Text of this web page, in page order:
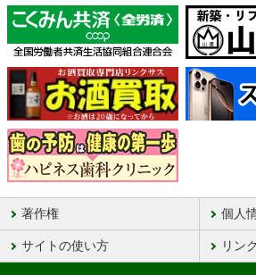
著作権 個人
サイトの使い方 リン